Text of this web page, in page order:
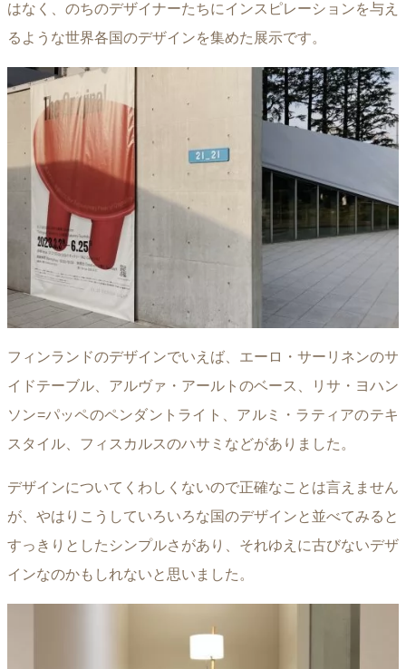
はなく、のちのデザイナーたちにインスピレーションを与え
るような世界各国のデザインを集めた展示です。
フィンランドのデザインでいえば、エーロ・サーリネンのサ
イドテーブル、アルヴァ・アールトのベース、リサ・ヨハン
ソン=パッペのペンダントライト、アルミ・ラティアのテキ
スタイル、フィスカルスのハサミなどがありました。
デザインについてくわしくないので正確なことは言えません
が、やはりこうしていろいろな国のデザインと並べてみると
すっきりとしたシンプルさがあり、それゆえに古びないデザ
インなのかもしれないと思いました。